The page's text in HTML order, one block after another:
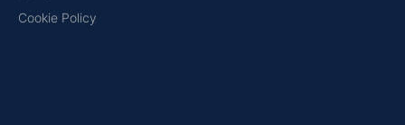
Cookie Policy